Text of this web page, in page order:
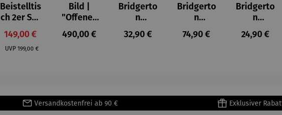
Beistelltis
ch 2er Set
– Dalias
Verkaufspreis:
149,00 €
UVP Regulärer Preis:
199,00 €
Bild |
"Offenes
Fenster in
Collioure"
Regulärer Preis:
490,00 €
Bridgerto
n
Espresso
becher
Regulärer Preis:
32,90 €
Bridgerto
n
Espressot
assen Set
Metallges
Regulärer Preis:
74,90 €
Bridgerto
n
Zuckerdo
se aus
Regulärer
24,90 €
Versandkostenfrei ab 90 € Exklusiver